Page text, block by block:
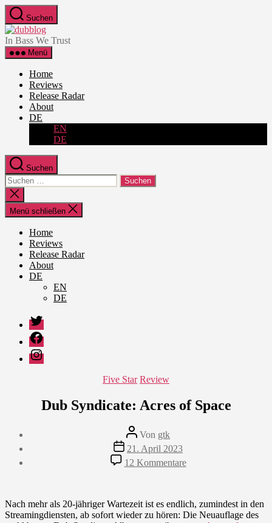
Zum
Inhalt
springen
Suchen
dubblog
In Bass We Trust
Menü
Home
Reviews
Release Radar
About
DE
EN
DE
Suchen
Suche
nach:
Suche
schließen
Menü schließen
Home
Reviews
Release Radar
About
DE
EN
DE
Twitter
Facebook
Instagram
Kategorien
Five Star Review
Dub Syndicate: Acres of Space
Beitragsautor
Von gtk
Veröffentlichungsdatum
21. April 2023
12 Kommentarezu
Dub
of
Space
Nach mehr als 20-jähriger Wartezeit ist es endlich, zumindest in den
Streamingdiensten, ab sofort wieder zu hören: Die Neuauflage des